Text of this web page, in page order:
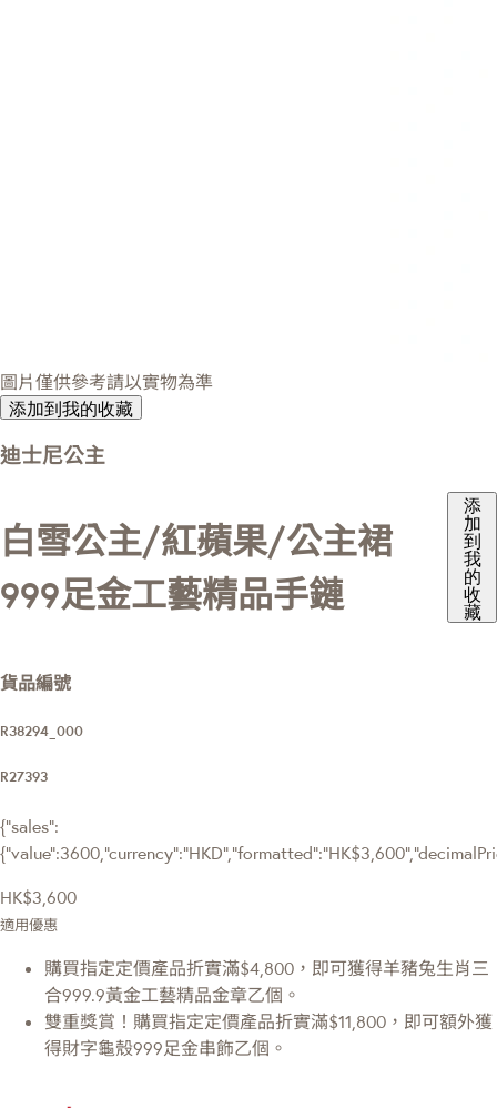
圖片僅供參考請以實物為準
添加到我的收藏
迪士尼公主
白雪公主/紅蘋果/公主裙
999足金工藝精品手鏈
添
加
到
我
的
收
藏
貨品編號
R38294_000
R27393
{"sales":
HK$3,600
適用優惠
購買指定定價產品折實滿$4,800，即可獲得羊豬兔生肖三
合999.9黃金工藝精品金章乙個。
雙重獎賞！購買指定定價產品折實滿$11,800，即可額外獲
得財字龜殼999足金串飾乙個。